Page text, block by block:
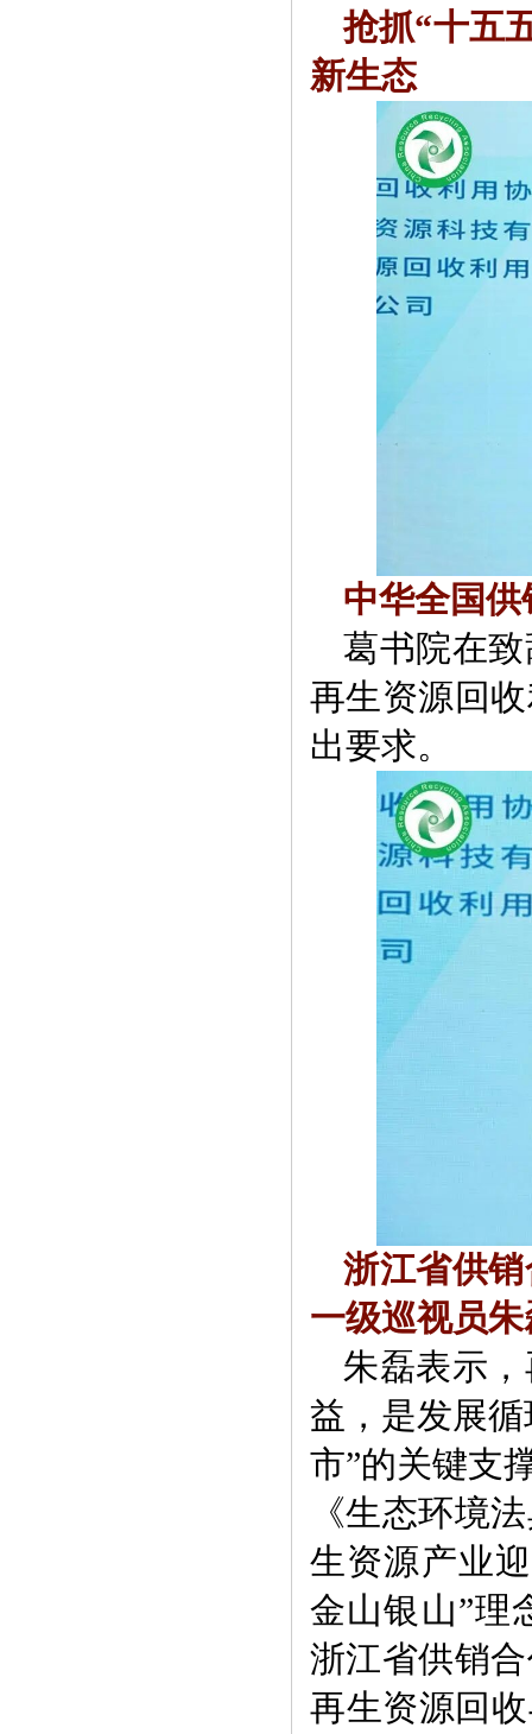
抢抓“十五
新生态
中华全国
葛书院在
再生资源回
出要求。
浙江省供
一级巡视员
朱磊表示
益，是发展
市”的关键支
《生态环境
生资源产业
金山银山”理
浙江省供销
再生资源回